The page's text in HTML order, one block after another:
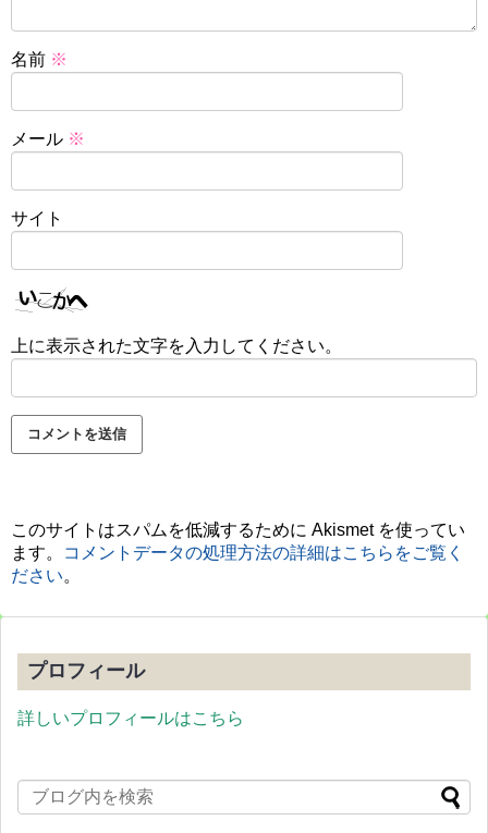
名前 ※
メール ※
サイト
上に表示された文字を入力してください。
このサイトはスパムを低減するために Akismet を使ってい
ます。
コメントデータの処理方法の詳細はこちらをご覧く
ださい。
プロフィール
詳しいプロフィールはこちら